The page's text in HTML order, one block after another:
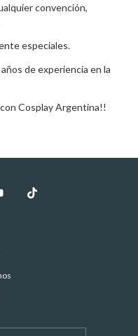
convención,
especiales.
de experiencia en la
con Cosplay Argentina!!